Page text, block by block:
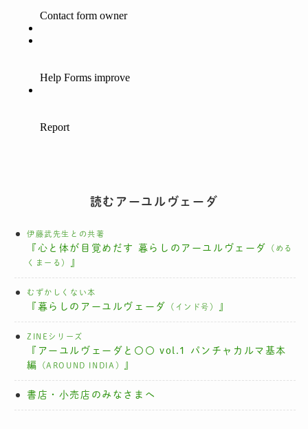
読むアーユルヴェーダ
伊藤武先生との共著
『心と体が目覚めだす 暮らしのアーユルヴェーダ
（める
くまーる）
』
むずかしくない本
『暮らしのアーユルヴェーダ （インド号） 』
ZINEシリーズ
『アーユルヴェーダと〇〇 vol.1 パンチャカルマ基本
編
（AROUND INDIA） 』
書店・小売店のみなさまへ